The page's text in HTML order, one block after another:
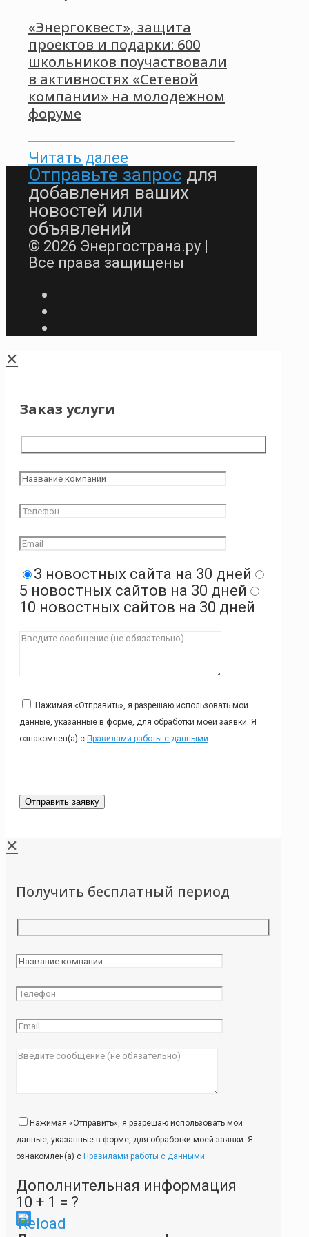
«Энергоквест», защита
проектов и подарки: 600
школьников поучаствовали
в активностях «Сетевой
компании» на молодежном
форуме
Читать далее
Отправьте запрос для
добавления ваших
новостей или
объявлений
© 2026 Энергострана.ру |
Все права защищены
✕
Заказ услуги
3 новостных сайта на 30 дней
5 новостных сайтов на 30 дней
10 новостных сайтов на 30 дней
Нажимая «Отправить», я разрешаю использовать мои
данные, указанные в форме, для обработки моей заявки. Я
ознакомлен(а) с Правилами работы с данными
✕
Получить бесплатный период
Нажимая «Отправить», я разрешаю использовать мои
данные, указанные в форме, для обработки моей заявки. Я
ознакомлен(а) с Правилами работы с данными.
Дополнительная информация
10 + 1 = ?